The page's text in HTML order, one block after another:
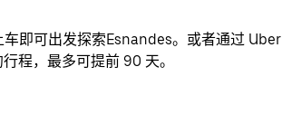
即可出发探索Esnandes。或者通过 Uber
程，最多可提前 90 天。